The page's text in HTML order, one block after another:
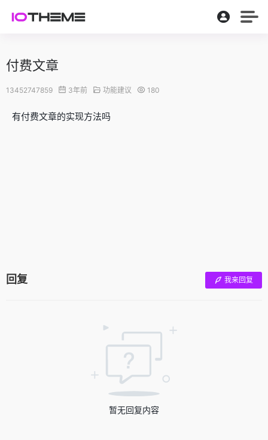
付费文章
13452747859 3年前 功能建议 180
有付费文章的实现方法吗
回复 我来回复
暂无回复内容